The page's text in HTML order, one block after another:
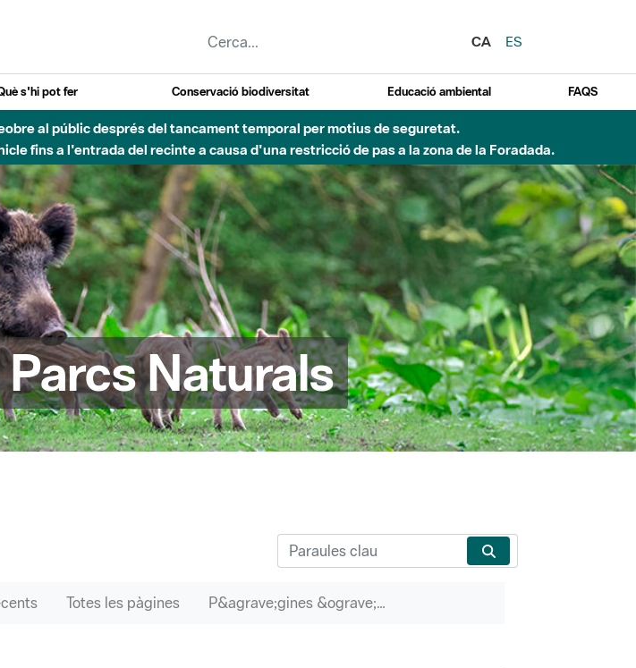
CA
ES
s'hi pot fer Conservació biodiversitat Educació ambiental FAQS
al públic després del tancament temporal per motius de seguretat.
fins a l'entrada del recinte a causa d'una restricció de pas a la zona de la Foradada.
Naturals
Totes les pàgines P&agrave;gines &ograve;rfenes